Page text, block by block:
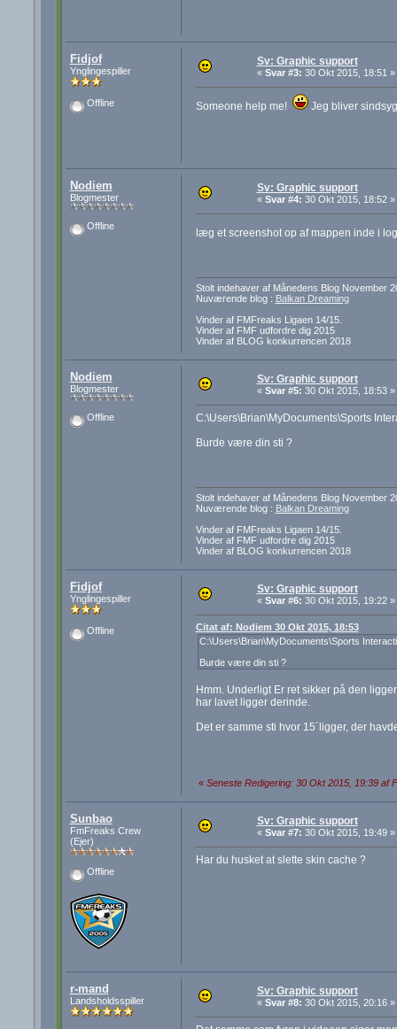
Fidjof
Ynglingespiller
Offline
Sv: Graphic support
« Svar #3: 30 Okt 2015, 18:51 »
Someone help me! Jeg bliver
Nodiem
Blogmester
Offline
Sv: Graphic support
« Svar #4: 30 Okt 2015, 18:52 »
læg et screenshot op af mappen inde i
Stolt indehaver af Månedens Blog November
Nuværende blog : Balkan Dreaming
Vinder af FMFreaks Ligaen 14/15.
Vinder af FMF udfordre dig 2015
Vinder af BLOG konkurrencen 2018
Nodiem
Blogmester
Offline
Sv: Graphic support
« Svar #5: 30 Okt 2015, 18:53 »
C:\Users\Brian\MyDocuments\Sports
Burde være din sti ?
Stolt indehaver af Månedens Blog November
Nuværende blog : Balkan Dreaming
Vinder af FMFreaks Ligaen 14/15.
Vinder af FMF udfordre dig 2015
Vinder af BLOG konkurrencen 2018
Fidjof
Ynglingespiller
Offline
Sv: Graphic support
« Svar #6: 30 Okt 2015, 19:22 »
Citat af: Nodiem 30 Okt 2015, 18:53
C:\Users\Brian\MyDocuments\Sports
Burde være din sti ?
Hmm. Underligt Er ret sikker på den
har lavet ligger derinde.
Det er samme sti hvor 15´ligger, der
« Seneste Redigering: 30 Okt 2015, 19:39 af
Sunbao
FmFreaks Crew
(Ejer)
Offline
Sv: Graphic support
« Svar #7: 30 Okt 2015, 19:49 »
Har du husket at slette skin cache ?
r-mand
Landsholdsspiller
Sv: Graphic support
« Svar #8: 30 Okt 2015, 20:16 »